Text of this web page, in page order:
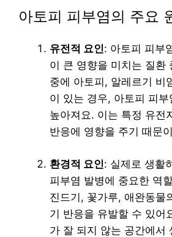
아토피 피부염의 주요
유전적 요인: 아토피 피부
이 큰 영향을 미치는 질환
중에 아토피, 알레르기 비
이 있는 경우, 아토피 피부
높아져요. 이는 특정 유전
반응에 영향을 주기 때문
환경적 요인: 실제로 생활
피부염 발병에 중요한 역
진드기, 꽃가루, 애완동물
기 반응을 유발할 수 있어
가 잘 되지 않는 공간에서